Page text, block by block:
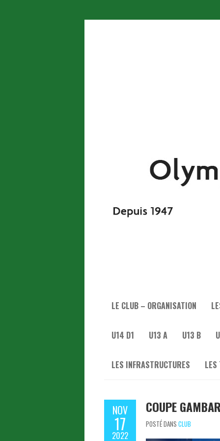
LE CLUB – ORGANISATION
U14 D1 U13 A U13 B
LES INFRASTRUCTURES LES
NOV
17
2022
COUPE
POSTÉ DANS CLUB